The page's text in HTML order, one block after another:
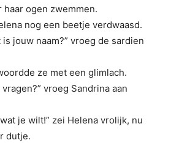
ogen zwemmen.
nog een beetje verdwaasd.
is jouw naam?” vroeg de sardien
ze met een glimlach.
vroeg Sandrina aan
je wilt!” zei Helena vrolijk, nu
dutje.